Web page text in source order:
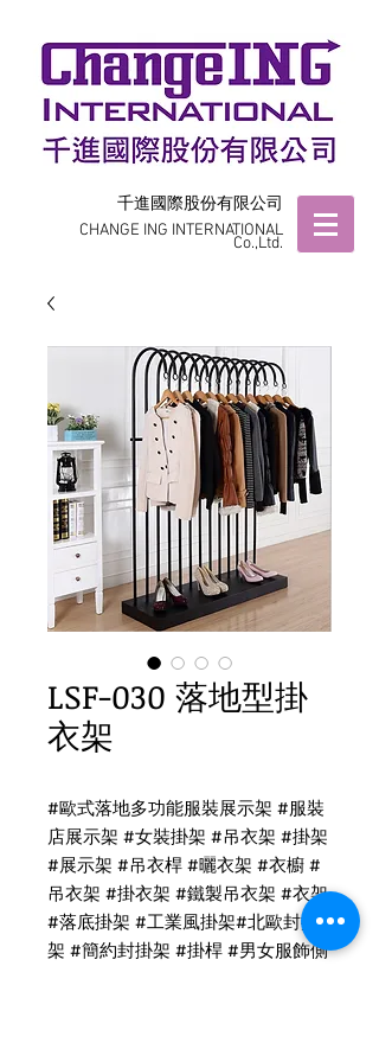
千進國際股份有限公司
CHANGE ING INTERNATIONAL
Co.,Ltd.
LSF-030 落地型掛
衣架
#歐式落地多功能服裝展示架 #服裝
店展示架 #女裝掛架 #吊衣架 #掛架
#展示架 #吊衣桿 #曬衣架 #衣櫥 #
吊衣架 #掛衣架 #鐵製吊衣架 #衣架
#落底掛架 #工業風掛架#北歐封掛
架 #簡約封掛架 #掛桿 #男女服飾側